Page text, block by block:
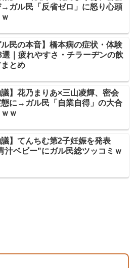
→ガル民「反省ゼロ」に怒り心頭
ル民の本音】橋本病の症状・体験
選｜疲れやすさ・チラーヂンの飲
とめ
議】花乃まりあ×三山凌輝、密会
態に→ガル民「自業自得」の大合
ｗ
議】てんちむ第2子妊娠を発表
汁ベビー"にガル民総ツッコミｗ